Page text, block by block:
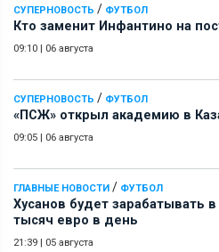
СУПЕРНОВОСТЬ / ФУТБОЛ
Кто заменит Инфантино на
09:10 | 06 августа
СУПЕРНОВОСТЬ / ФУТБОЛ
«ПСЖ» открыл академию в
09:05 | 06 августа
ГЛАВНЫЕ НОВОСТИ / ФУТБОЛ
Хусанов будет зарабатывать
тысяч евро в день
21:39 | 05 августа